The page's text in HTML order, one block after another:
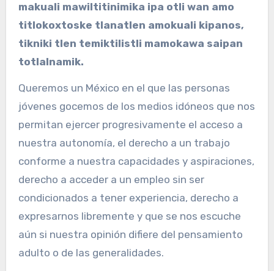
makuali mawiltitinimika ipa otli wan amo
titlokoxtoske tlanatlen amokuali kipanos,
tikniki tlen temiktilistli mamokawa saipan
totlalnamik.
Queremos un México en el que las personas
jóvenes gocemos de los medios idóneos que nos
permitan ejercer progresivamente el acceso a
nuestra autonomía, el derecho a un trabajo
conforme a nuestra capacidades y aspiraciones,
derecho a acceder a un empleo sin ser
condicionados a tener experiencia, derecho a
expresarnos libremente y que se nos escuche
aún si nuestra opinión difiere del pensamiento
adulto o de las generalidades.